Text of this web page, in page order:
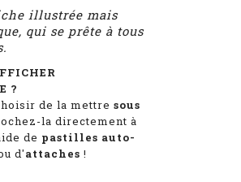
illustrée mais
qui se prête à tous
?
de la mettre sous
la directement à
de pastilles auto-
d'attaches !